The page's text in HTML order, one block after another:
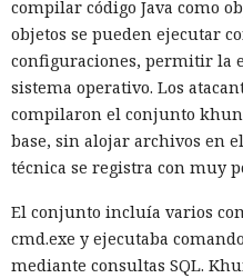
una
10:34 / 07.08.2026
Hombre podría afrontar
compilar código Java como
objetos se pueden ejecutar
configuraciones, permitir la
sistema operativo. Los
compilaron el conjunto
base, sin alojar archivos en
técnica se registra con muy
El conjunto incluía varios
cmd.exe y ejecutaba
mediante consultas SQL.